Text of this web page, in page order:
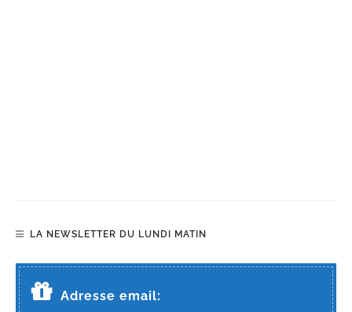
LA NEWSLETTER DU LUNDI MATIN
Adresse email: